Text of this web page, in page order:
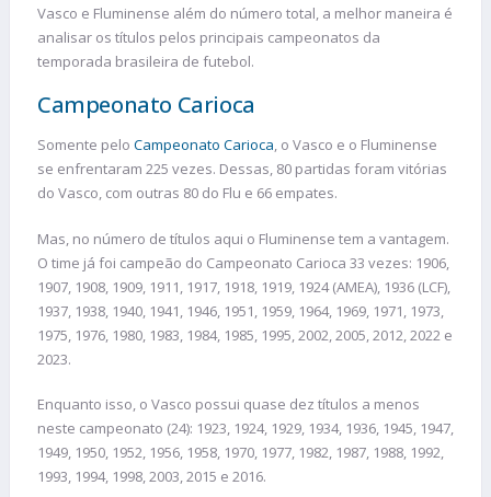
Vasco e Fluminense além do número total, a melhor maneira é
analisar os títulos pelos principais campeonatos da
temporada brasileira de futebol.
Campeonato Carioca
Somente pelo Campeonato Carioca, o Vasco e o Fluminense
se enfrentaram 225 vezes. Dessas, 80 partidas foram vitórias
do Vasco, com outras 80 do Flu e 66 empates.
Mas, no número de títulos aqui o Fluminense tem a vantagem.
O time já foi campeão do Campeonato Carioca 33 vezes: 1906,
1907, 1908, 1909, 1911, 1917, 1918, 1919, 1924 (AMEA), 1936 (LCF),
1937, 1938, 1940, 1941, 1946, 1951, 1959, 1964, 1969, 1971, 1973,
1975, 1976, 1980, 1983, 1984, 1985, 1995, 2002, 2005, 2012, 2022 e
2023.
Enquanto isso, o Vasco possui quase dez títulos a menos
neste campeonato (24): 1923, 1924, 1929, 1934, 1936, 1945, 1947,
1949, 1950, 1952, 1956, 1958, 1970, 1977, 1982, 1987, 1988, 1992,
1993, 1994, 1998, 2003, 2015 e 2016.